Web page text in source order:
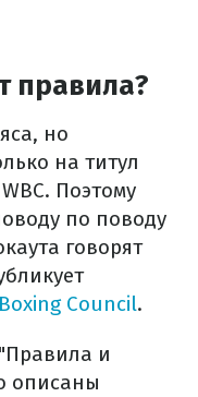
правила?
но
на титул
Поэтому
по поводу
говорят
Council.
и
описаны